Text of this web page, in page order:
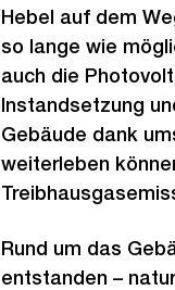
Hebel auf dem
so lange wie
auch die
Instandsetzung
Gebäude dank
weiterleben
Rund um das
entstanden –